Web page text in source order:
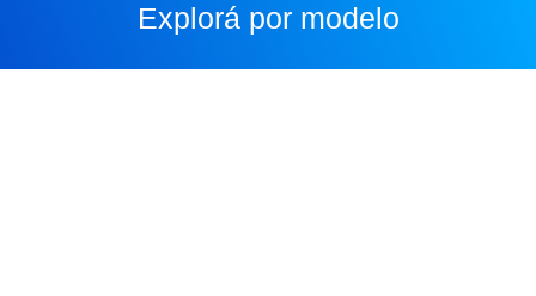
Explorá por modelo